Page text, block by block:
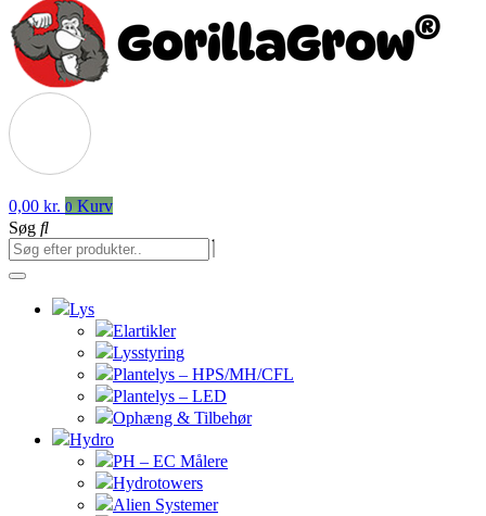
0,00 kr. 0 Kurv
Søg
Lys
Elartikler
Lysstyring
Plantelys – HPS/MH/CFL
Plantelys – LED
Ophæng & Tilbehør
Hydro
PH – EC Målere
Hydrotowers
Alien Systemer